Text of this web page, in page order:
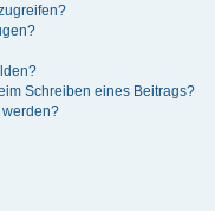
Schreiben eines Beitrags?
werden?